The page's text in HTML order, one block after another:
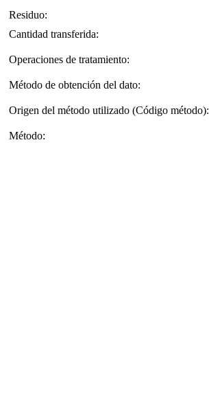
Residuo:
Cantidad transferida:
Operaciones de tratamiento:
Método de obtención del dato:
Origen del método utilizado (Código método):
Método: